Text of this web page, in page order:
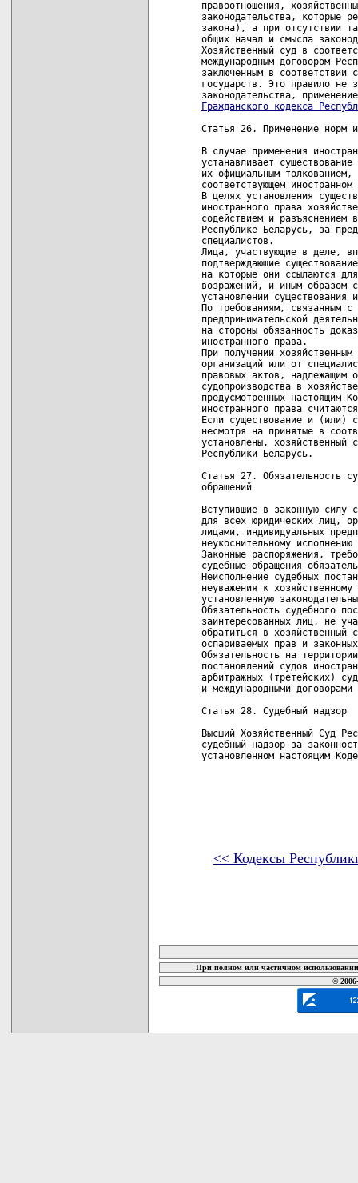
правоотношения,
законодательства, которые
закона), а при отсутствии
общих начал и смысла
Хозяйственный суд в
международным договором
заключенным в соответствии
государств. Это правило не
Гражданского кодекса
Статья 26. Применение норм
В случае применения
устанавливает
их официальным
соответствующем
В целях установления
иностранного права
содействием и разъяснением
Республике Беларусь, за
специалистов.
Лица, участвующие в деле,
подтверждающие
на которые они ссылаются
возражений, и иным образом
установлении существования
По требованиям, связанным с
предпринимательской
на стороны обязанность
иностранного права.
При получении
организаций или от
правовых актов, надлежащим
судопроизводства в
предусмотренных настоящим
иностранного права
Если существование и (или)
несмотря на принятые в
установлены, хозяйственный
Республики Беларусь.
Статья 27. Обязательность
обращений
Вступившие в законную силу
для всех юридических лиц,
лицами, индивидуальных
неукоснительному
Законные распоряжения,
судебные обращения
Неисполнение судебных
неуважения к
установленную
Обязательность судебного
заинтересованных лиц, не
обратиться в хозяйственный
оспариваемых прав и
Обязательность на
постановлений судов
арбитражных (третейских)
и международными
Статья 28. Судебный надзор
Высший Хозяйственный Суд
судебный надзор за
установленном настоящим
<< Кодексы
При полном или частичном
©